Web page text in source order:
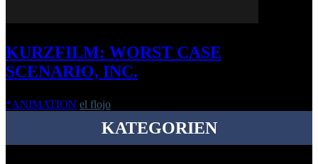
KURZFILM: WORST CASE
SCENARIO, INC.
*ANIMATION el flojo
KATEGORIEN